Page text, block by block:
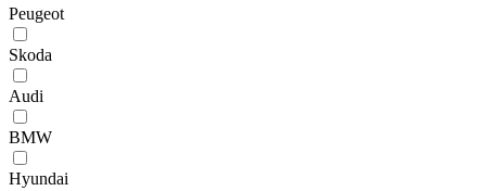
Peugeot
Skoda
Audi
BMW
Hyundai